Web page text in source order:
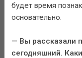
будет время
основательно.
— Вы рассказали
сегодняшний.